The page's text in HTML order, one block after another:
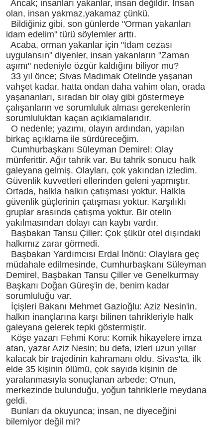
Ancak; insanları yakanlar, insan değildir. İnsan
olan, insan yakmaz,yakamaz çünkü.
Bildiğiniz gibi, son günlerde "Orman yakanları
idam edelim" türü söylemler arttı.
Acaba, orman yakanlar için "İdam cezası
uygulansın" diyenler, insan yakanların "Zaman
aşımı" nedeniyle özgür kaldığını biliyor mu?
33 yıl önce; Sivas Madımak Otelinde yaşanan
vahşet kadar, hatta ondan daha vahim olan, orada
yaşananları, sıradan bir olay gibi göstermeye
çalışanların ve sorumluluk alması gerekenlerin
sorumluluktan kaçan açıklamalarıdır.
O nedenle; yazımı, olayın ardından, yapılan
birkaç açıklama ile sürdüreceğim.
Cumhurbaşkanı Süleyman Demirel: Olay
münferittir. Ağır tahrik var. Bu tahrik sonucu halk
galeyana gelmiş. Olayları, çok yakından izledim.
Güvenlik kuvvetleri ellerinden geleni yapmıştır.
Ortada, halkla halkın çatışması yoktur. Halkla
güvenlik güçlerinin çatışması yoktur. Karşılıklı
gruplar arasında çatışma yoktur. Bir otelin
yakılmasından dolayı can kaybı vardır.
Başbakan Tansu Çiller: Çok şükür otel dışındaki
halkımız zarar görmedi.
Başbakan Yardımcısı Erdal İnönü: Olaylara geç
müdahale edilmesinde, Cumhurbaşkanı Süleyman
Demirel, Başbakan Tansu Çiller ve Genelkurmay
Başkanı Doğan Güreş'in de, benim kadar
sorumluluğu var.
İçişleri Bakanı Mehmet Gazioğlu: Aziz Nesin'in,
halkın inançlarına karşı bilinen tahrikleriyle halk
galeyana gelerek tepki göstermiştir.
Köşe yazarı Fehmi Koru: Komik hikayelere imza
atan, yazar Aziz Nesin; bu defa, izleri uzun yıllar
kalacak bir trajedinin kahramanı oldu. Sivas'ta, ilk
elde 35 kişinin ölümü, çok sayıda kişinin de
yaralanmasıyla sonuçlanan arbede; O'nun,
merkezinde bulunduğu, yoğun tahriklerle meydana
geldi.
Bunları da okuyunca; insan, ne diyeceğini
bilemiyor değil mi?